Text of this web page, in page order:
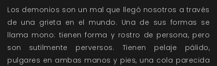
Los demonios son un mal que llegó nosotros a través
de una grieta en el mundo. Una de sus formas se
llama mono: tienen forma y rostro de persona, pero
son sutilmente perversos. Tienen pelaje pálido,
pulgares en ambas manos y pies, una cola parecida